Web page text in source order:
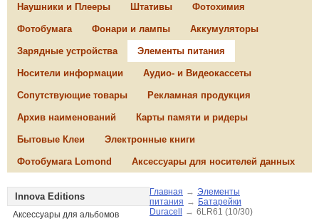
Наушники и Плееры Штативы Фотохимия
Фотобумага Фонари и лампы Аккумуляторы
Зарядные устройства Элементы питания
Носители информации Аудио- и Видеокассеты
Сопутствующие товары Рекламная продукция
Архив наименований Карты памяти и ридеры
Бытовые Клеи Электронные книги
Фотобумага Lomond Аксессуары для носителей данных
Innova Editions
Аксессуары для альбомов
Главная → Элементы
питания → Батарейки
Duracell
→ 6LR61 (10/30)